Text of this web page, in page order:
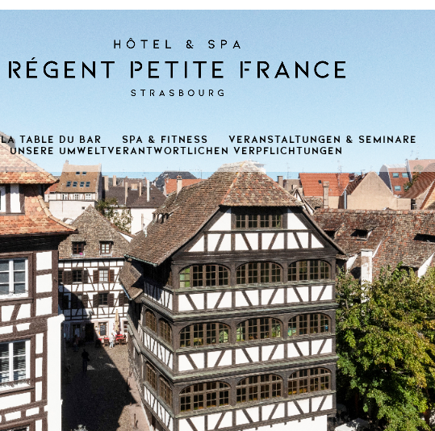
LA TABLE DU BAR Spa & Fitness Veranstaltungen & Seminare
UNSERE UMWELTVERANTWORTLICHEN VERPFLICHTUNGEN